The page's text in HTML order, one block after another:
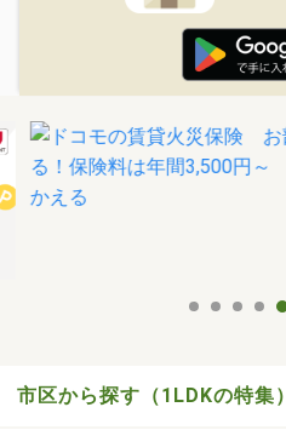
市区から探す（1LDKの特集）